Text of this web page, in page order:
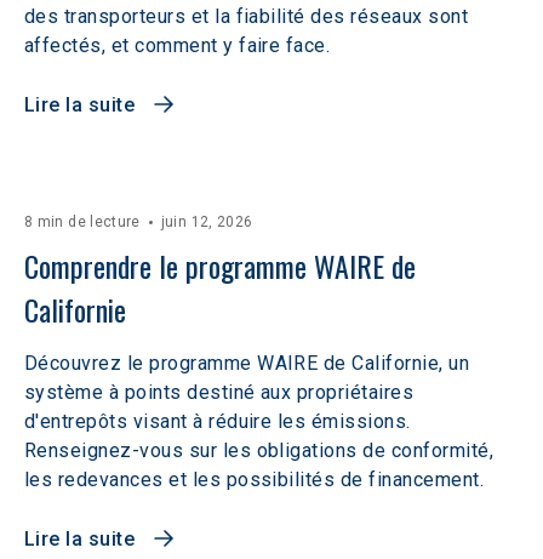
des transporteurs et la fiabilité des réseaux sont
affectés, et comment y faire face.
Lire la suite
8 min de lecture juin 12, 2026
Comprendre le programme WAIRE de
Californie
Découvrez le programme WAIRE de Californie, un
système à points destiné aux propriétaires
d'entrepôts visant à réduire les émissions.
Renseignez-vous sur les obligations de conformité,
les redevances et les possibilités de financement.
Lire la suite